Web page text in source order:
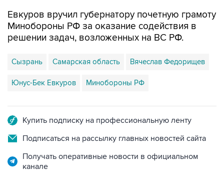
Евкуров вручил губернатору почетную грамоту
Минобороны РФ за оказание содействия в
решении задач, возложенных на ВС РФ.
Сызрань Самарская область Вячеслав Федорищев
Юнус-Бек Евкуров Минобороны РФ
Купить подписку на профессиональную ленту
Подписаться на рассылку главных новостей сайта
Получать оперативные новости в официальном
канале